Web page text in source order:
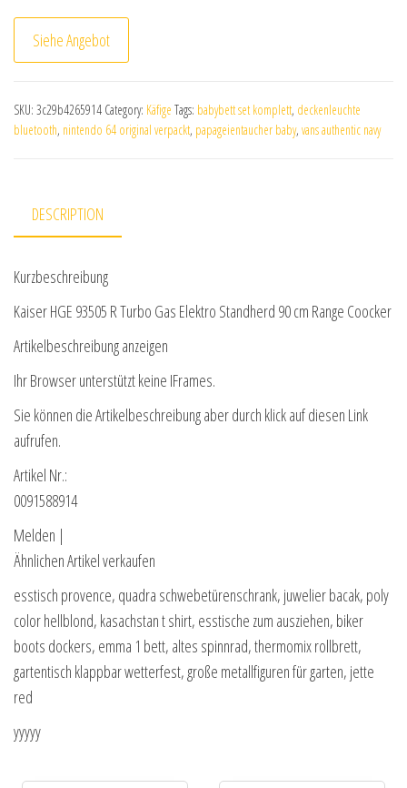
Siehe Angebot
SKU: 3c29b4265914 Category: Käfige Tags: babybett set komplett, deckenleuchte
bluetooth, nintendo 64 original verpackt, papageientaucher baby, vans authentic navy
DESCRIPTION
Kurzbeschreibung
Kaiser HGE 93505 R Turbo Gas Elektro Standherd 90 cm Range Coocker
Artikelbeschreibung anzeigen
Ihr Browser unterstützt keine IFrames.
Sie können die Artikelbeschreibung aber durch klick auf diesen Link
aufrufen.
Artikel Nr.:
0091588914
Melden |
Ähnlichen Artikel verkaufen
esstisch provence, quadra schwebetürenschrank, juwelier bacak, poly
color hellblond, kasachstan t shirt, esstische zum ausziehen, biker
boots dockers, emma 1 bett, altes spinnrad, thermomix rollbrett,
gartentisch klappbar wetterfest, große metallfiguren für garten, jette
red
yyyyy